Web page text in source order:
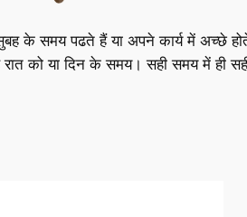
के समय पढते हैं या अपने कार्य में अच्छे
को या दिन के समय। सही समय में ही